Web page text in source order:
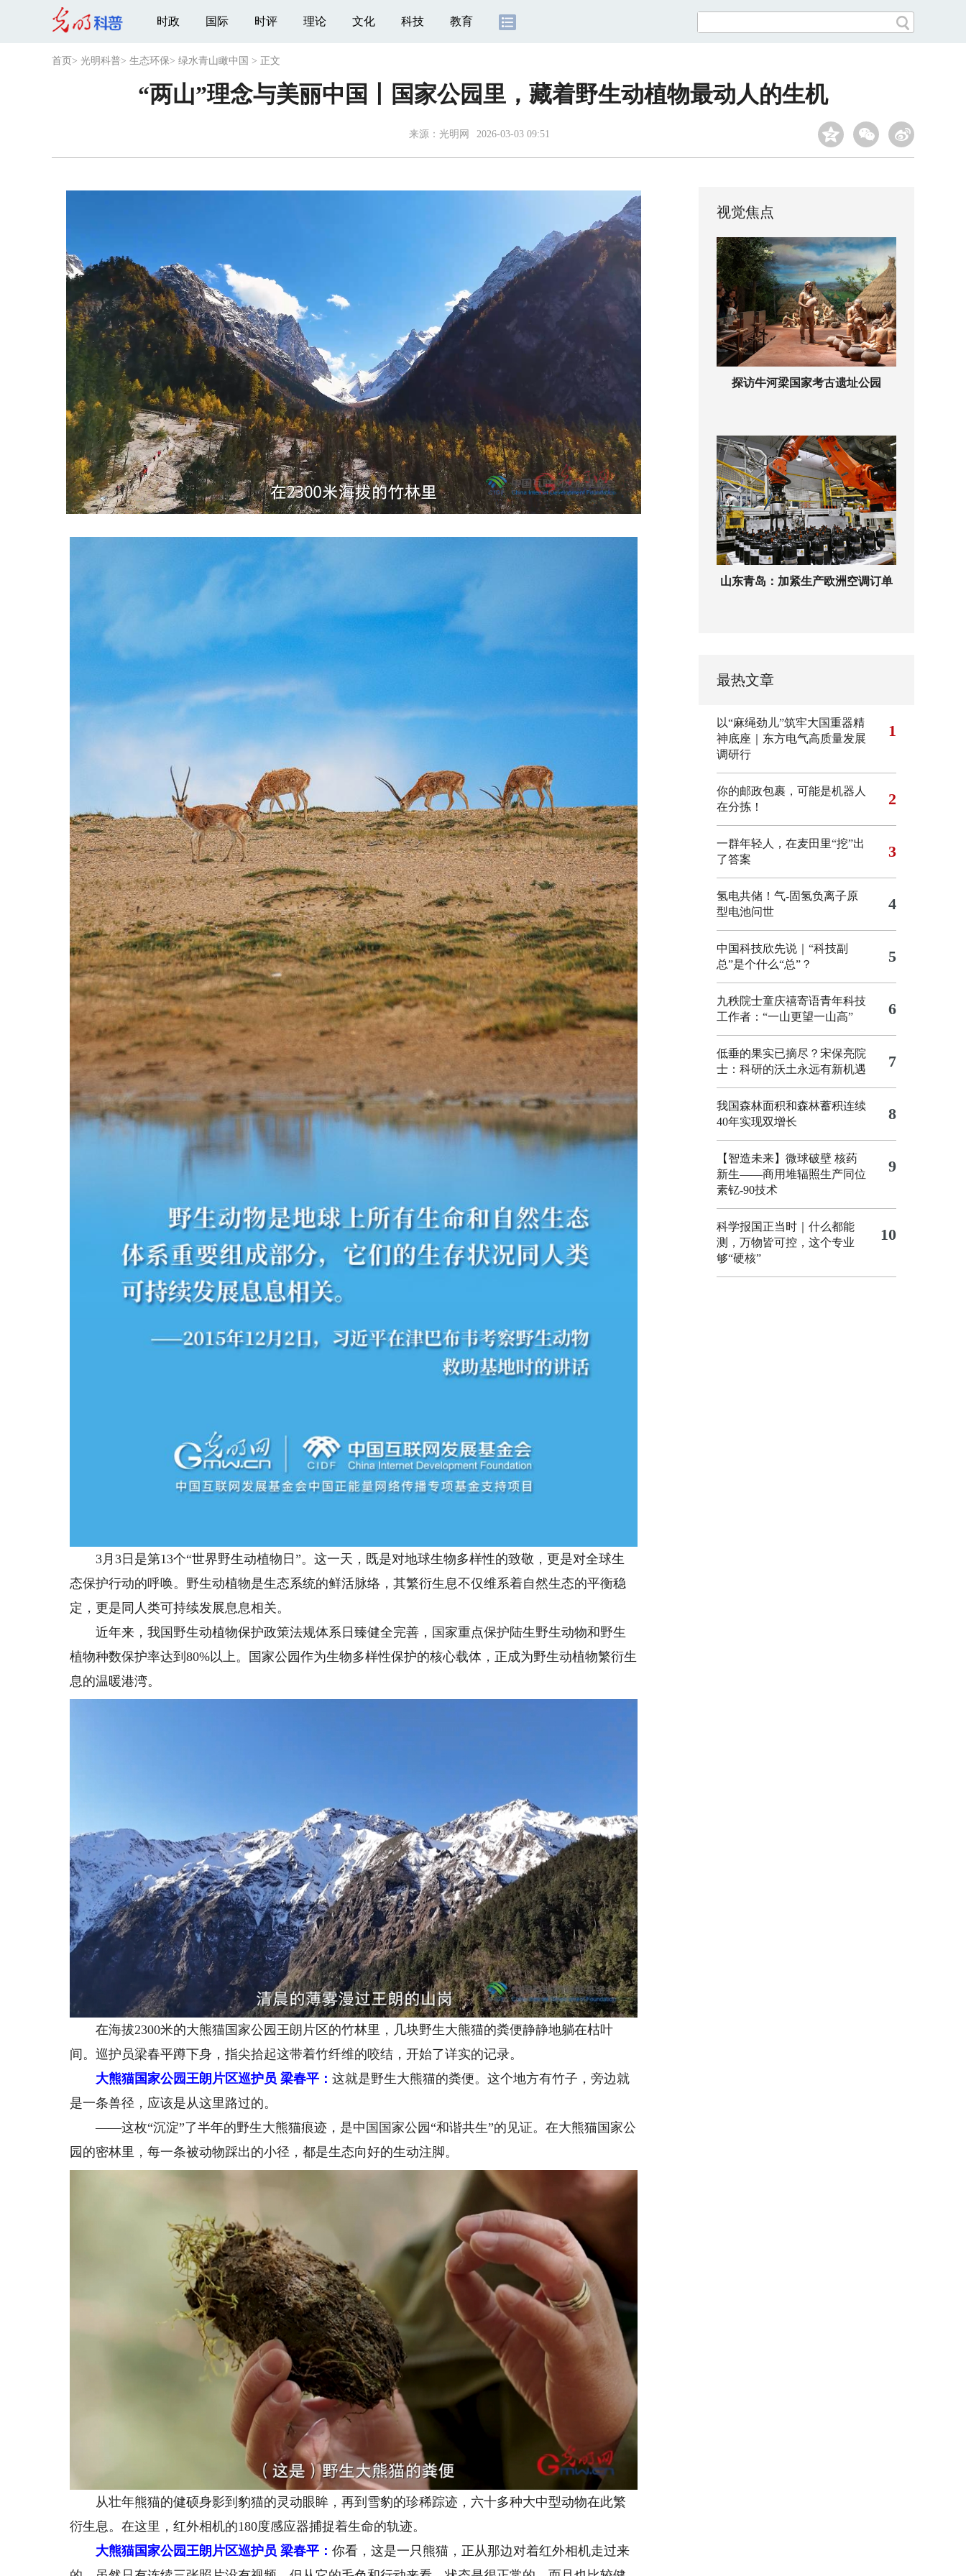
时政 国际 时评 理论 文化 科技 教育
首页 > 光明科普> 生态环保> 绿水青山瞰中国 > 正文
“两山”理念与美丽中国丨国家公园里，藏着野生动植物最动人的生机
来源： 光明网 2026-03-03 09:51
Unmute Loaded:
12.59%
Playback
Rate
3月3日是第13个“世界野生动植物日”。这一天，既是对地球生物多样性的致敬，更是对全球生
态保护行动的呼唤。野生动植物是生态系统的鲜活脉络，其繁衍生息不仅维系着自然生态的平衡稳
定，更是同人类可持续发展息息相关。
近年来，我国野生动植物保护政策法规体系日臻健全完善，国家重点保护陆生野生动物和野生
植物种数保护率达到80%以上。国家公园作为生物多样性保护的核心载体，正成为野生动植物繁衍生
息的温暖港湾。
在海拔2300米的大熊猫国家公园王朗片区的竹林里，几块野生大熊猫的粪便静静地躺在枯叶
间。巡护员梁春平蹲下身，指尖拾起这带着竹纤维的咬结，开始了详实的记录。
大熊猫国家公园王朗片区巡护员 梁春平：这就是野生大熊猫的粪便。这个地方有竹子，旁边就
是一条兽径，应该是从这里路过的。
——这枚“沉淀”了半年的野生大熊猫痕迹，是中国国家公园“和谐共生”的见证。在大熊猫国家公
园的密林里，每一条被动物踩出的小径，都是生态向好的生动注脚。
从壮年熊猫的健硕身影到豹猫的灵动眼眸，再到雪豹的珍稀踪迹，六十多种大中型动物在此繁
衍生息。在这里，红外相机的180度感应器捕捉着生命的轨迹。
大熊猫国家公园王朗片区巡护员 梁春平：你看，这是一只熊猫，正从那边对着红外相机走过来
视觉焦点
探访牛河梁国家考古遗址公园
山东青岛：加紧生产欧洲空调订单
最热文章
以“麻绳劲儿”筑牢大国重器精
神底座｜东方电气高质量发展
调研行
1
你的邮政包裹，可能是机器人
在分拣！
2
一群年轻人，在麦田里“挖”出
了答案
3
氢电共储！气-固氢负离子原
型电池问世
4
中国科技欣先说｜“科技副
总”是个什么“总”？
5
九秩院士童庆禧寄语青年科技
工作者：“一山更望一山高”
6
低垂的果实已摘尽？宋保亮院
士：科研的沃土永远有新机遇
7
我国森林面积和森林蓄积连续
40年实现双增长
8
【智造未来】微球破壁 核药
新生——商用堆辐照生产同位
素钇-90技术
9
科学报国正当时｜什么都能
测，万物皆可控，这个专业
够“硬核”
10